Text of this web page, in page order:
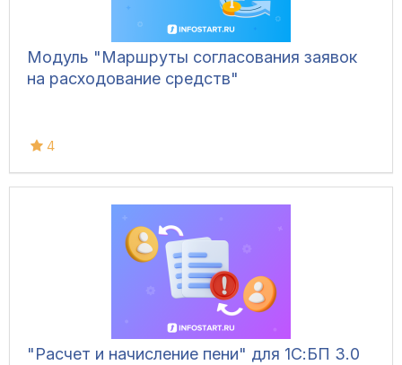
Модуль "Маршруты согласования заявок
на расходование средств"
4
"Расчет и начисление пени" для 1С:БП 3.0